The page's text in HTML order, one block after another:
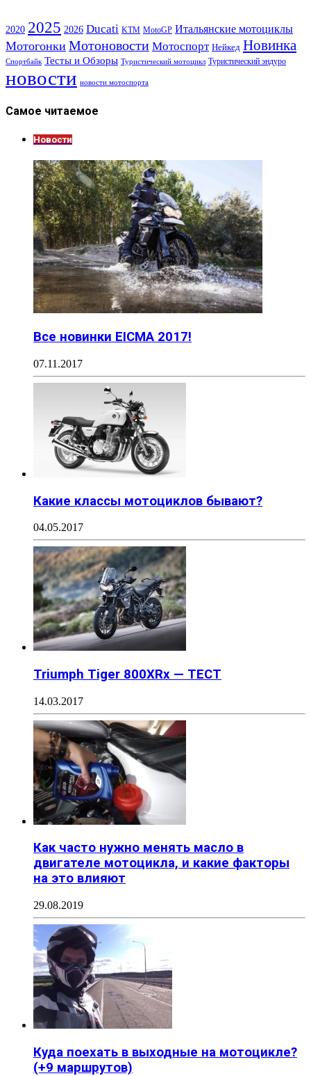
2020 2025 2026 Ducati KTM MotoGP Итальянские мотоциклы
Мотогонки Мотоновости Мотоспорт Нейкед Новинка
Спортбайк Тесты и Обзоры Туристический мотоцикл Туристический эндуро
новости новости мотоспорта
Самое читаемое
Новости
Все новинки EICMA 2017!
07.11.2017
Какие классы мотоциклов бывают?
04.05.2017
Triumph Tiger 800XRx — ТЕСТ
14.03.2017
Как часто нужно менять масло в
двигателе мотоцикла, и какие факторы
на это влияют
29.08.2019
Куда поехать в выходные на мотоцикле?
(+9 маршрутов)